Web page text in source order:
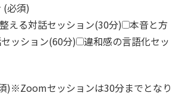
(必須)
える対話セッション(30分) 本音と方
ッション(60分) 違和感の言語化セッ
)※Zoomセッションは30分までとなり